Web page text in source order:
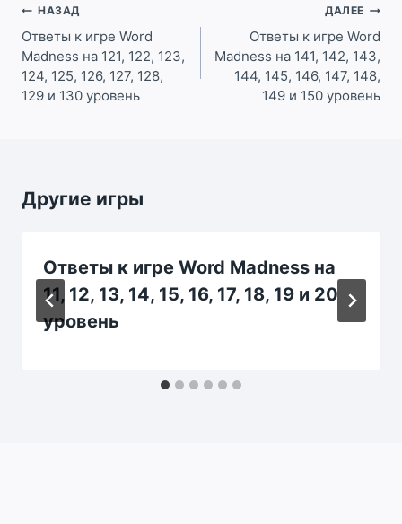
Навигация
по
записям
НАЗАД
Ответы к игре Word
Madness на 121, 122, 123,
124, 125, 126, 127, 128,
129 и 130 уровень
ДАЛЕЕ
Ответы к игре Word
Madness на 141, 142, 143,
144, 145, 146, 147, 148,
149 и 150 уровень
Другие игры
Ответы к игре Word Madness на
11, 12, 13, 14, 15, 16, 17, 18, 19 и 20
уровень